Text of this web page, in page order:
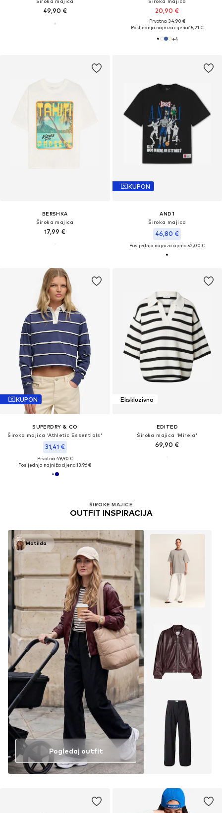
49,90 € 20,90 €
Prvotno: 34,90 €
Posljednja najniža cijena:15,21 €
+4
BERSHKA
Široka majica
17,99 €
KUPON
AND1
Široka majica
46,80 €
Posljednja najniža cijena:52,00 €
KUPON
SUPERDRY & CO
Široka majica 'Athletic Essentials'
31,41 €
Prvotno: 49,90 €
Posljednja najniža cijena:13,96 €
Ekskluzivno
EDITED
Široka majica 'Mireia'
69,90 €
ŠIROKE MAJICE
OUTFIT INSPIRACIJA
Matilda
Pogledaj outfit